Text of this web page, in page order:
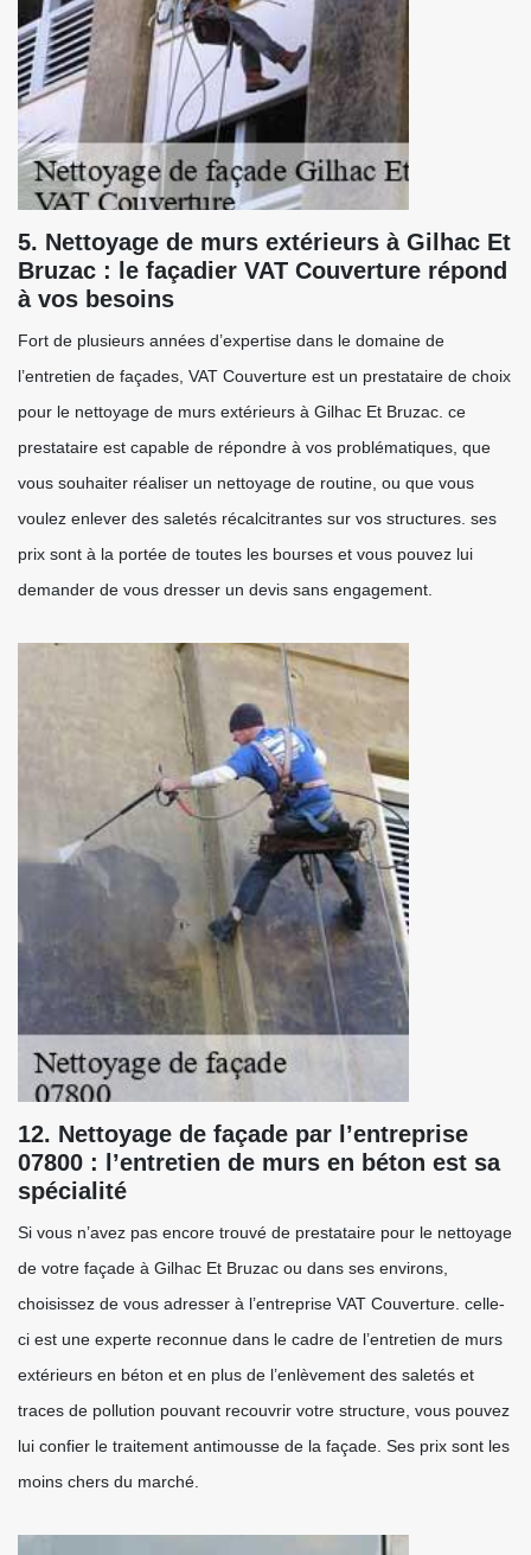
5. Nettoyage de murs extérieurs à Gilhac Et
Bruzac : le façadier VAT Couverture répond
à vos besoins
Fort de plusieurs années d’expertise dans le domaine de
l’entretien de façades, VAT Couverture est un prestataire de choix
pour le nettoyage de murs extérieurs à Gilhac Et Bruzac. ce
prestataire est capable de répondre à vos problématiques, que
vous souhaiter réaliser un nettoyage de routine, ou que vous
voulez enlever des saletés récalcitrantes sur vos structures. ses
prix sont à la portée de toutes les bourses et vous pouvez lui
demander de vous dresser un devis sans engagement.
12. Nettoyage de façade par l’entreprise
07800 : l’entretien de murs en béton est sa
spécialité
Si vous n’avez pas encore trouvé de prestataire pour le nettoyage
de votre façade à Gilhac Et Bruzac ou dans ses environs,
choisissez de vous adresser à l’entreprise VAT Couverture. celle-
ci est une experte reconnue dans le cadre de l’entretien de murs
extérieurs en béton et en plus de l’enlèvement des saletés et
traces de pollution pouvant recouvrir votre structure, vous pouvez
lui confier le traitement antimousse de la façade. Ses prix sont les
moins chers du marché.